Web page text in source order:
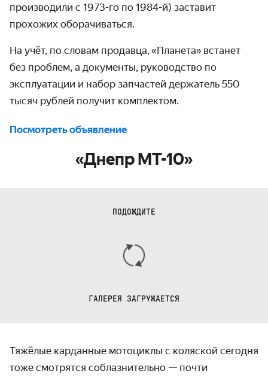
производили с 1973-го по 1984-й) заставит
прохожих оборачиваться.
На учёт, по словам продавца, «Планета» встанет
без проблем, а документы, руководство по
эксплуатации и набор запчастей держатель 550
тысяч рублей получит комплектом.
Посмотреть объявление
«Днепр МТ-10»
ПОДОЖДИТЕ
ГАЛЕРЕЯ ЗАГРУЖАЕТСЯ
Тяжёлые карданные мотоциклы с коляской сегодня
тоже смотрятся соблазнительно — почти